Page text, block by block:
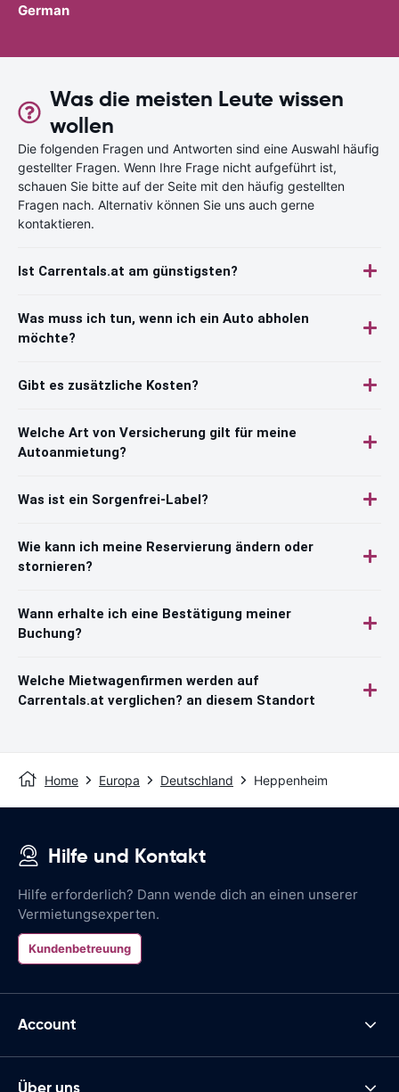
German
Was die meisten Leute wissen
wollen
Die folgenden Fragen und Antworten sind eine Auswahl häufig
gestellter Fragen. Wenn Ihre Frage nicht aufgeführt ist,
schauen Sie bitte auf der Seite mit den häufig gestellten
Fragen nach. Alternativ können Sie uns auch gerne
kontaktieren.
Ist Carrentals.at am günstigsten?
Was muss ich tun, wenn ich ein Auto abholen
möchte?
Gibt es zusätzliche Kosten?
Welche Art von Versicherung gilt für meine
Autoanmietung?
Was ist ein Sorgenfrei-Label?
Wie kann ich meine Reservierung ändern oder
stornieren?
Wann erhalte ich eine Bestätigung meiner
Buchung?
Welche Mietwagenfirmen werden auf
Carrentals.at verglichen? an diesem Standort
Home Europa Deutschland Heppenheim
Hilfe und Kontakt
Hilfe erforderlich? Dann wende dich an einen unserer
Vermietungsexperten.
Kundenbetreuung
Account
Über uns